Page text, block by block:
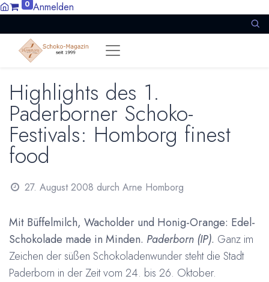
0 Anmelden
Highlights des 1.
Paderborner Schoko-
Festivals: Homborg finest
food
27. August 2008 durch Arne Homborg
Mit Büffelmilch, Wacholder und Honig-Orange: Edel-
Schokolade made in Minden. Paderborn (IP). Ganz im
Zeichen der süßen Schokoladenwunder steht die Stadt
Paderborn in der Zeit vom 24. bis 26. Oktober.